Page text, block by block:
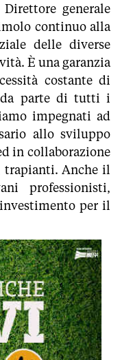
generale
continuo alla
delle diverse
È una garanzia
costante di
da parte di tutti i
impegnati ad
allo sviluppo
in collaborazione
trapianti. Anche il
professionisti,
per il